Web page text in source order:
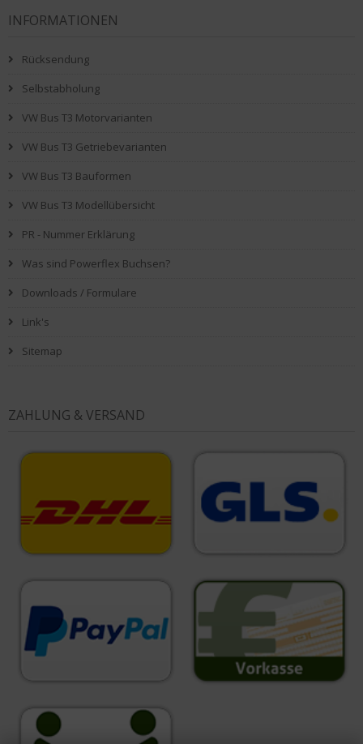
INFORMATIONEN
Rücksendung
Selbstabholung
VW Bus T3 Motorvarianten
VW Bus T3 Getriebevarianten
VW Bus T3 Bauformen
VW Bus T3 Modellübersicht
PR - Nummer Erklärung
Was sind Powerflex Buchsen?
Downloads / Formulare
Link's
Sitemap
ZAHLUNG & VERSAND